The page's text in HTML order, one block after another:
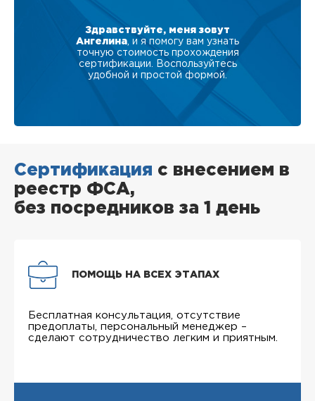
Здравствуйте, меня зовут
Ангелина , и я помогу вам узнать
точную стоимость прохождения
сертификации. Воспользуйтесь
удобной и простой формой.
Сертификация с внесением в
реестр ФСА,
без посредников за 1 день
ПОМОЩЬ НА ВСЕХ ЭТАПАХ
Бесплатная консультация, отсутствие
предоплаты, персональный менеджер –
сделают сотрудничество легким и приятным.